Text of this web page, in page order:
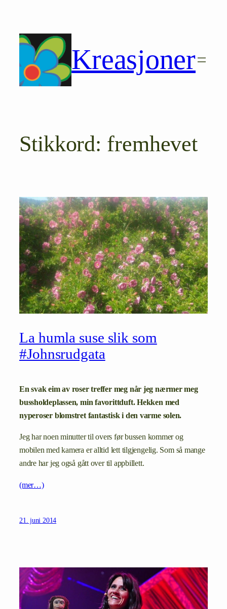
innhold
Kreasjoner
Stikkord: fremhevet
La humla suse slik som
#Johnsrudgata
En svak eim av roser treffer meg når jeg nærmer meg
bussholdeplassen, min favorittduft. Hekken med
nyperoser blomstret fantastisk i den varme solen.
Jeg har noen minutter til overs før bussen kommer og
mobilen med kamera er alltid lett tilgjengelig. Som så mange
andre har jeg også gått over til appbillett.
(mer…)
21. juni 2014